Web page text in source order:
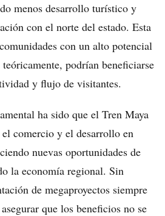
menos desarrollo turístico y
con el norte del estado. Esta
con un alto potencial
podrían beneficiarse
y flujo de visitantes.
ha sido que el Tren Maya
comercio y el desarrollo en
nuevas oportunidades de
la economía regional. Sin
de megaproyectos siempre
que los beneficios no se